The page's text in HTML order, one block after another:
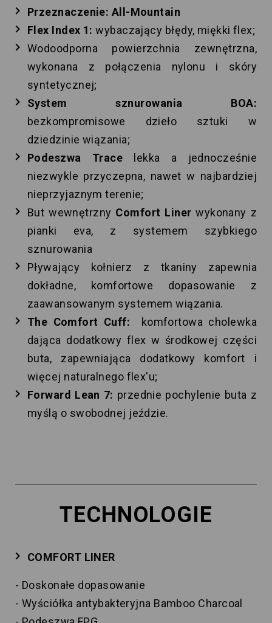
Przeznaczenie: All-Mountain
Flex Index 1: wybaczający błędy, miękki flex;
Wodoodporna powierzchnia zewnętrzna,
wykonana z połączenia nylonu i skóry
syntetycznej;
System sznurowania BOA:
bezkompromisowe dzieło sztuki w
dziedzinie wiązania;
Podeszwa Trace lekka a jednocześnie
niezwykle przyczepna, nawet w najbardziej
nieprzyjaznym terenie;
But wewnętrzny Comfort Liner wykonany z
pianki eva, z systemem szybkiego
sznurowania
Pływający kołnierz z tkaniny zapewnia
dokładne, komfortowe dopasowanie z
zaawansowanym systemem wiązania.
The Comfort Cuff:
komfortowa cholewka
dająca dodatkowy flex w środkowej części
buta, zapewniająca dodatkowy komfort i
więcej naturalnego flex'u;
Forward Lean 7: przednie pochylenie buta z
myślą o swobodnej jeździe.
TECHNOLOGIE
COMFORT LINER
- Doskonałe dopasowanie
- Wyściółka antybakteryjna Bamboo Charcoal